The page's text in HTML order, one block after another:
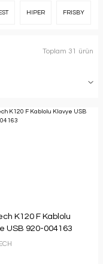
HIPER FRISBY
Toplam 31 ürün
K120 F Kablolu
USB 920-004163